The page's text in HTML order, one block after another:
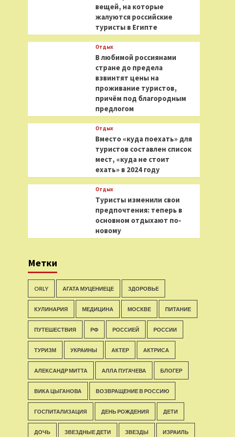
вещей, на которые
жалуются российские
туристы в Египте
Отдых
В любимой россиянами
стране до предела
взвинтят цены на
проживание туристов,
причём под благородным
предлогом
Отдых
Вместо «куда поехать» для
туристов составлен список
мест, «куда не стоит
ехать» в 2024 году
Отдых
Туристы изменили свои
предпочтения: теперь в
основном отдыхают по-
новому
Метки
ORLY АГАТА МУЦЕНИЕЦЕ ЗДОРОВЬЕ
КУЛИНАРИЯ МЕДИЦИНА МОСКВЕ ПИТАНИЕ
ПУТЕШЕСТВИЯ РФ РОССИЕЙ РОССИИ
ТУРИЗМ УКРАИНЫ АКТЕР АКТРИСА
АЛЕКСАНДР МИТТА АЛЛА ПУГАЧЕВА БЛОГЕР
ВИКА ЦЫГАНОВА ВОЗВРАЩЕНИЕ В РОССИЮ
ГОСПИТАЛИЗАЦИЯ ДЕНЬ РОЖДЕНИЯ ДЕТИ
ДОЧЬ ЗВЕЗДНЫЕ ДЕТИ ЗВЕЗДЫ ИЗРАИЛЬ